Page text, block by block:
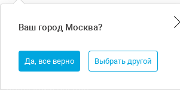
Ваш город Москва?
Да, все верно Выбрать другой
Керамогранит глянцевая
Применить фильтры